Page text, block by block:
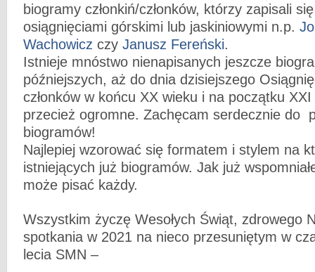
biogramy członkiń/członków, którzy zapisali
osiągnięciami górskimi lub jaskiniowymi n.p.
Wachowicz czy Janusz Fereński.
Istnieje mnóstwo nienapisanych jeszcze
późniejszych, aż do dnia dzisiejszego
członków w końcu XX wieku i na początku XXI
przecież ogromne. Zachęcam serdecznie do
biogramów!
Najlepiej wzorować się formatem i stylem na
istniejących już biogramów. Jak już
może pisać każdy.
Wszystkim życzę Wesołych Świąt, zdrowego
spotkania w 2021 na nieco przesuniętym w
lecia SMN –